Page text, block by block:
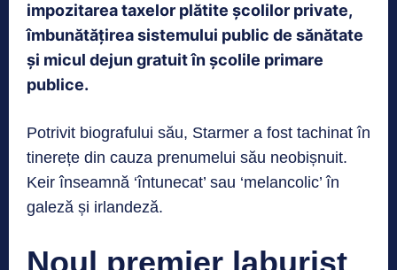
impozitarea taxelor plătite școlilor private,
îmbunătățirea sistemului public de sănătate
și micul dejun gratuit în școlile primare
publice.
Potrivit biografului său, Starmer a fost tachinat în
tinerețe din cauza prenumelui său neobișnuit.
Keir înseamnă ‘întunecat’ sau ‘melancolic’ în
galeză și irlandeză.
Noul premier laburist